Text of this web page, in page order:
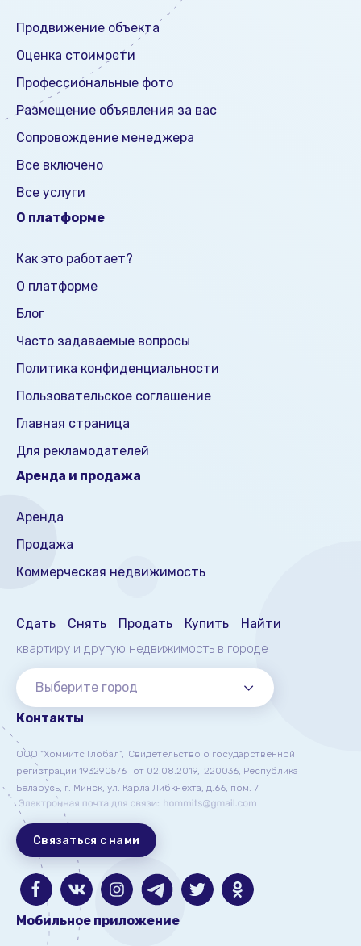
Продвижение объекта
Оценка стоимости
Профессиональные фото
Размещение объявления за вас
Сопровождение менеджера
Все включено
Все услуги
О платформе
Как это работает?
О платформе
Блог
Часто задаваемые вопросы
Политика конфиденциальности
Пользовательское соглашение
Главная страница
Для рекламодателей
Аренда и продажа
Аренда
Продажа
Коммерческая недвижимость
Сдать Снять Продать Купить
Найти
квартиру и другую недвижимость в городе
Выберите город
Контакты
ООО "Хоммитс Глобал", Свидетельство о государственной
регистрации 193290576
от 02.08.2019, 220036, Республика
Беларусь, г. Минск, ул. Карла Либкнехта, д.66, пом. 7
Связаться с нами
Мобильное приложение